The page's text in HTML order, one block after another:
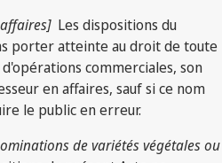
Les dispositions du
porter atteinte au droit de toute
commerciales, son
en affaires, sauf si ce nom
le public en erreur.
de variétés végétales ou